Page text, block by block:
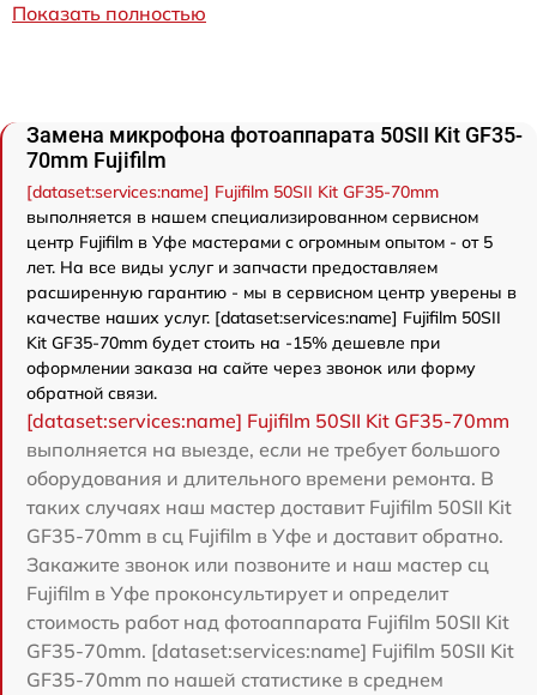
Показать полностью
Замена микрофона фотоаппарата 50SII Kit GF35-
70mm Fujifilm
[dataset:services:name] Fujifilm 50SII Kit GF35-70mm
выполняется в нашем специализированном сервисном
центр Fujifilm в Уфе мастерами с огромным опытом - от 5
лет. На все виды услуг и запчасти предоставляем
расширенную гарантию - мы в сервисном центр уверены в
качестве наших услуг. [dataset:services:name] Fujifilm 50SII
Kit GF35-70mm будет стоить на -15% дешевле при
оформлении заказа на сайте через звонок или форму
обратной связи.
[dataset:services:name] Fujifilm 50SII Kit GF35-70mm
выполняется на выезде, если не требует большого
оборудования и длительного времени ремонта. В
таких случаях наш мастер доставит Fujifilm 50SII Kit
GF35-70mm в сц Fujifilm в Уфе и доставит обратно.
Закажите звонок или позвоните и наш мастер сц
Fujifilm в Уфе проконсультирует и определит
стоимость работ над фотоаппарата Fujifilm 50SII Kit
GF35-70mm. [dataset:services:name] Fujifilm 50SII Kit
GF35-70mm по нашей статистике в среднем